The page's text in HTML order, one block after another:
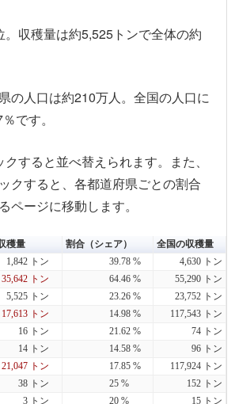
。収穫量は約5,525トンで全体の約
の人口は約210万人。全国の人口に
です。
クすると並べ替えられます。また、
クすると、各都道府県ごとの割合
ページに移動します。
穫量 割合（シェア）
全国の収穫量
1,842 トン 39.78 %
4,630 トン
35,642 トン 64.46 %
55,290 トン
5,525 トン 23.26 %
23,752 トン
17,613 トン 14.98 %
117,543 トン
16 トン 21.62 %
74 トン
14 トン 14.58 %
96 トン
21,047 トン 17.85 %
117,924 トン
38 トン 25 %
152 トン
3 トン 20 %
15 トン